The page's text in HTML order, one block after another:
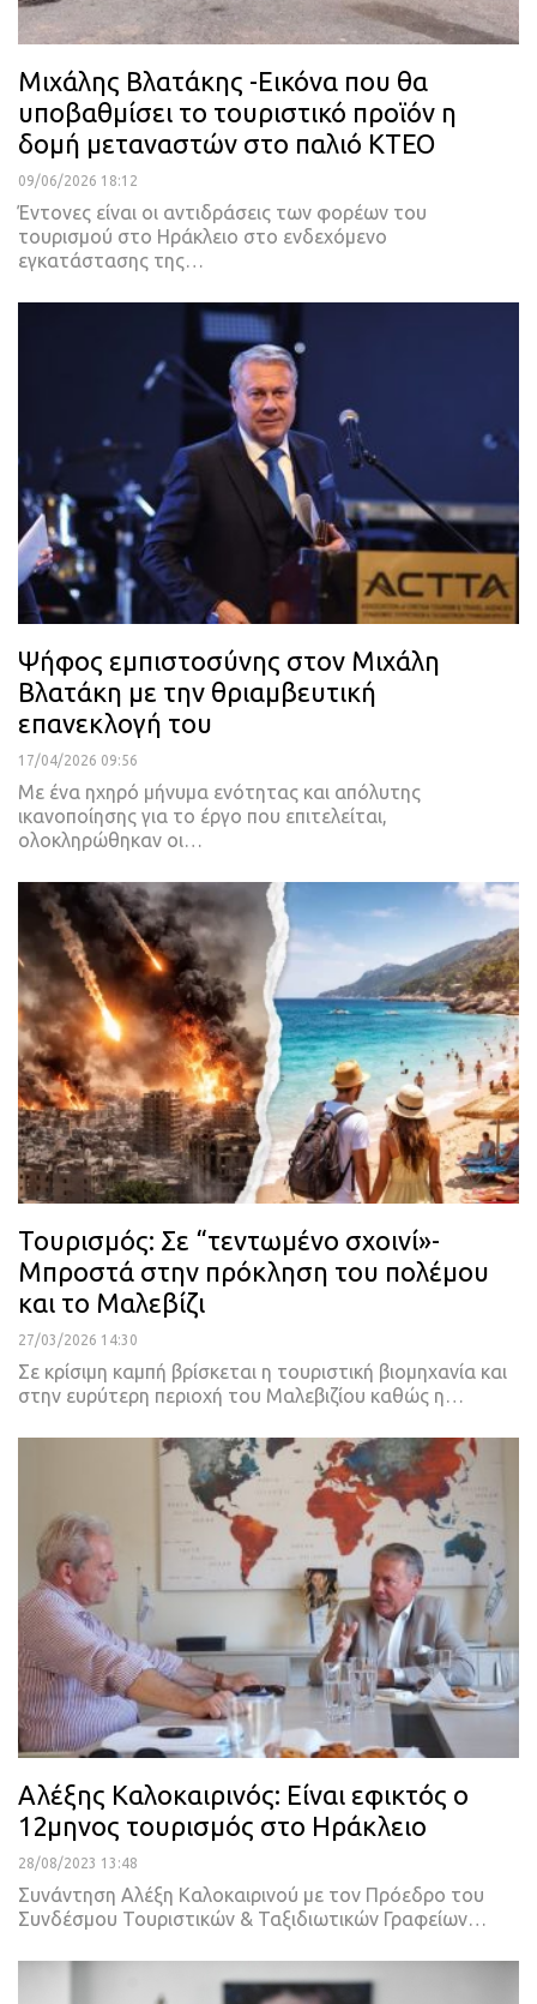
Μιχάλης Βλατάκης -Εικόνα που θα
υποβαθμίσει το τουριστικό προϊόν η
δομή μεταναστών στο παλιό ΚΤΕΟ
09/06/2026 18:12
Έντονες είναι οι αντιδράσεις των φορέων του
τουρισμού στο Ηράκλειο στο ενδεχόμενο
εγκατάστασης της…
Ψήφος εμπιστοσύνης στον Μιχάλη
Βλατάκη με την θριαμβευτική
επανεκλογή του
17/04/2026 09:56
Με ένα ηχηρό μήνυμα ενότητας και απόλυτης
ικανοποίησης για το έργο που επιτελείται,
ολοκληρώθηκαν οι…
Τουρισμός: Σε “τεντωμένο σχοινί»-
Μπροστά στην πρόκληση του πολέμου
και το Μαλεβίζι
27/03/2026 14:30
Σε κρίσιμη καμπή βρίσκεται η τουριστική βιομηχανία και
στην ευρύτερη περιοχή του Μαλεβιζίου καθώς η…
Αλέξης Καλοκαιρινός: Είναι εφικτός ο
12μηνος τουρισμός στο Ηράκλειο
28/08/2023 13:48
Συνάντηση Αλέξη Καλοκαιρινού με τον Πρόεδρο του
Συνδέσμου Τουριστικών & Ταξιδιωτικών Γραφείων…